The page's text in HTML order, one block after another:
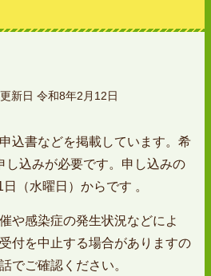
新日 令和8年2月12日
込書などを掲載しています。希
し込みが必要です。申し込みの
（水曜日）からです 。
や感染症の発生状況などによ
付を中止する場合がありますの
でご確認ください。